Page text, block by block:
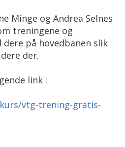
Minge og Andrea Selnes
treningene og
på hovedbanen slik
der.
link :
vtg-trening-gratis-